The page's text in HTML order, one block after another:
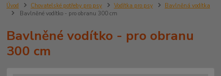
Úvod Chovatelské potřeby pro psy Vodítka pro psy
Bavlněná vodítka
Bavlněné vodítko - pro obranu 300 cm
Bavlněné vodítko - pro obranu
300 cm